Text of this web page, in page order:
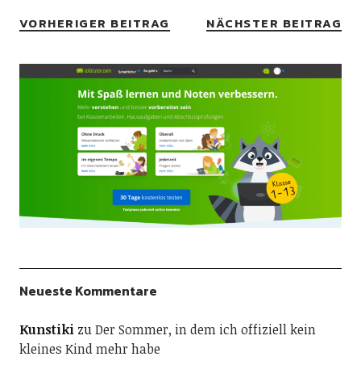
VORHERIGER BEITRAG NÄCHSTER BEITRAG
Neueste Kommentare
KunstikizuDer Sommer, in dem ich offiziell kein
kleines Kind mehr habe